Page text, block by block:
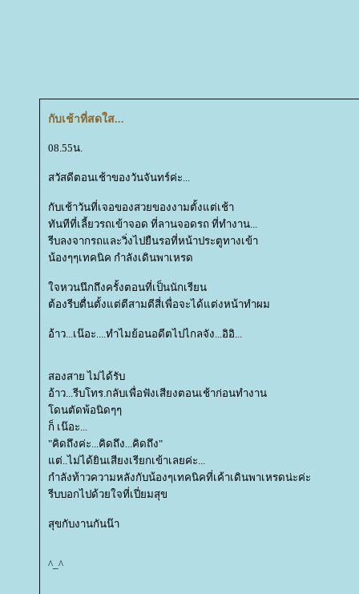
กับเช้าที่สดใส...
08.55น.
สวัสดีตอนเช้าของวันจันทร์ค่ะ...
กับเช้าวันที่เจอของสวยของงามตั้งแต่เช้า
ทันทีที่เลี้ยวรถเข้าจอด ที่ลานจอดรถ ที่ทำงาน...
รีบลงจากรถและวิ่งไปยืนรอที่หน้าประตูทางเข้า
น้องๆๆเทคนิค กำลังเดินพาเหรด
จหวนนึกถึงครั้งตอนที่เป็นนักเรียน
ต้องรีบตื่นตั้งแต่ตีสามตีสี่เพื่อจะได้แต่งหน้าทำผม
อ้าว...เน๊อะ....ทำไมย้อนอดีตไปไกลจัง...อิอิ...
สองสาย ไม่ได้รับ
อ้าว...รีบโทร.กลับเพื่อฟังเสียงตอนเช้าก่อนทำงาน
ดนตัดพ้อนิดๆๆ
ก็ เน๊อะ...
"คิดถึงค่ะ...คิดถึง...คิดถึง"
ต่..ไม่ได้ยินเสียงเรียกเข้าเลยค่ะ...
กำลังท้าวความหลังกับน้องๆเทคนิคที่เค้าเดินพาเหรดน่ะค่ะ
รีบบอกไปด้วยใจที่เปี่ยมสุข
สุขกับงานกันน๊า
^_^